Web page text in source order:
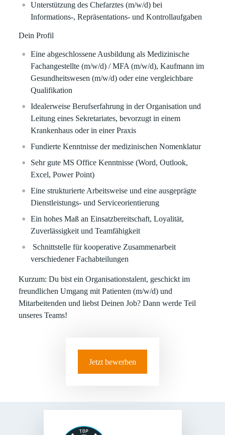
Unterstützung des Chefarztes (m/w/d) bei
Informations-, Repräsentations- und Kontrollaufgaben
Dein Profil
Eine abgeschlossene Ausbildung als Medizinische
Fachangestellte (m/w/d) / MFA (m/w/d), Kaufmann im
Gesundheitswesen (m/w/d) oder eine vergleichbare
Qualifikation
Idealerweise Berufserfahrung in der Organisation und
Leitung eines Sekretariates, bevorzugt in einem
Krankenhaus oder in einer Praxis
Fundierte Kenntnisse der medizinischen Nomenklatur
Sehr gute MS Office Kenntnisse (Word, Outlook,
Excel, Power Point)
Eine strukturierte Arbeitsweise und eine ausgeprägte
Dienstleistungs- und Serviceorientierung
Ein hohes Maß an Einsatzbereitschaft, Loyalität,
Zuverlässigkeit und Teamfähigkeit
Schnittstelle für kooperative Zusammenarbeit
verschiedener Fachabteilungen
Kurzum: Du bist ein Organisationstalent, geschickt im
freundlichen Umgang mit Patienten (m/w/d) und
Mitarbeitenden und liebst Deinen Job? Dann werde Teil
unseres Teams!
Jetzt bewerben